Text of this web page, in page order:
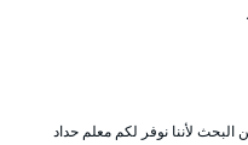
لأننا نوفر لكم معلم حداد